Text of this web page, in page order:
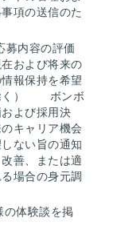
項の送信のた
募内容の評価
および将来の
報保持を希望
除く） ボンボ
よび採用決
キャリア機会
ない旨の通知
善、または適
場合の身元調
体験談を掲